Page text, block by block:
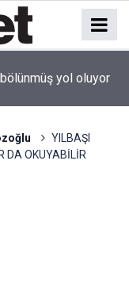
yol oluyor
YILBAŞI
DA OKUYABİLİR